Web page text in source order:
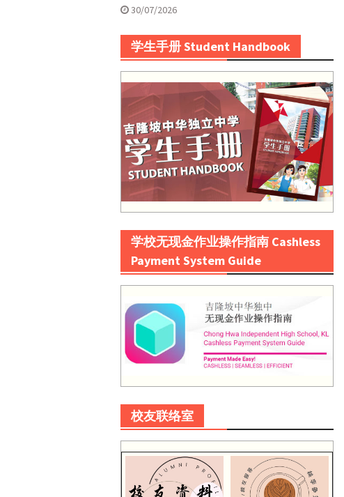
30/07/2026
学生手册 Student Handbook
学校无现金作业操作指南 Cashless
Payment System Guide
校友联络室